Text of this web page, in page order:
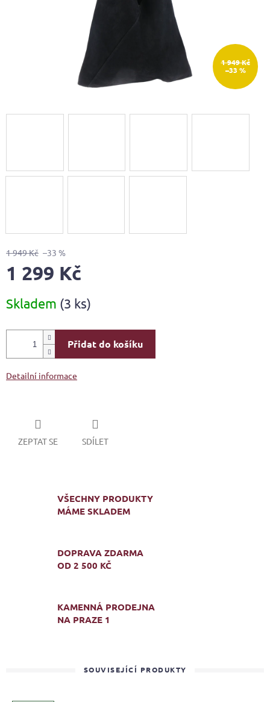
1 949 Kč
–33 %
1 949 Kč –33 %
1 299 Kč
cena:
Skladem (3 ks)
Přidat do košíku
Detailní informace
ZEPTAT SE SDÍLET
VŠECHNY PRODUKTY
MÁME SKLADEM
DOPRAVA ZDARMA
OD 2 500 KČ
KAMENNÁ PRODEJNA
NA PRAZE 1
SOUVISEJÍCÍ PRODUKTY